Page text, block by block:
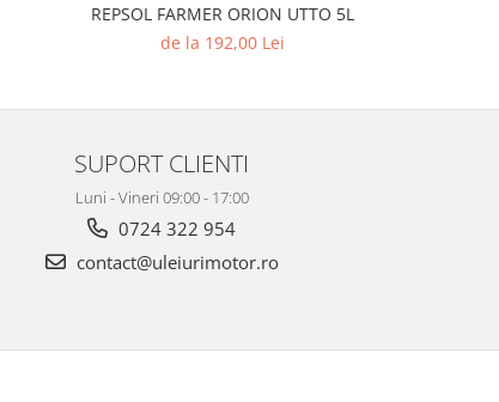
REPSOL FARMER ORION UTTO 5L
de la 192,00 Lei
SUPORT CLIENTI
Luni - Vineri 09:00 - 17:00
0724 322 954
contact@uleiurimotor.ro